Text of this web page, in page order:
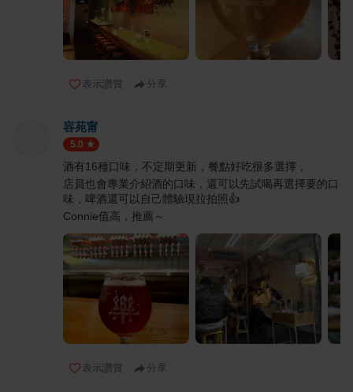
表示讚賞 分享
容苑甯
5.0
酒有16種口味，不定期更新，餐點好吃很多選擇，
店員也會專業介紹酒的口味，還可以先試喝再選擇要的口
味，啤酒還可以自己體驗現拉拍照👍
Connie值高，推薦～
表示讚賞 分享